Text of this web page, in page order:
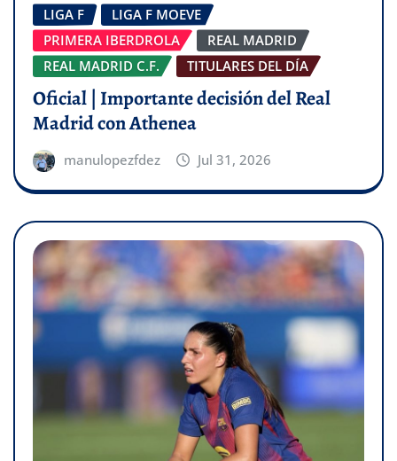
LIGA F
LIGA F MOEVE
PRIMERA IBERDROLA
REAL MADRID
REAL MADRID C.F.
TITULARES DEL DÍA
Oficial | Importante decisión del Real
Madrid con Athenea
manulopezfdez Jul 31, 2026